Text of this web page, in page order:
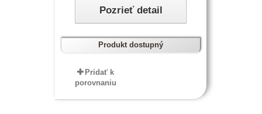
Pozrieť detail
Produkt dostupný
Pridať k
porovnaniu